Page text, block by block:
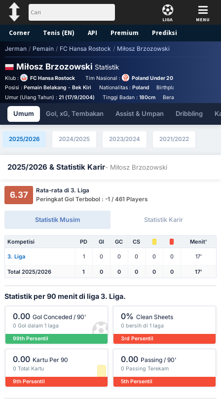
LIGA MENU
Corner Tenis (EN) API Premium Prediksi
Jerman / Pemain / FC Hansa Rostock / Miłosz Brzozowski
Miłosz Brzozowski Statistik
Klub : FC Hansa Rostock Tim Nasional :
Poland Under 20
Posisi : Pemain Belakang - Bek Kiri Nationalitas : Poland Birthplace :
Umur (Ulang Tahun) : 21 (17/9/2004) Tinggi Badan : 180cm Berat Badan :
Umum Gol, xG, Tembakan Assist & Umpan Dribbling
2025/2026 2024/2025 2023/2024 2021/2022
2025/2026 & Statistik Karir- Miłosz Brzozowski
6.37
Rata-rata di 3. Liga
Peringkat Gol Terbobol : -1 / 461 Players
Statistik Musim Statistik Karir
Kompetisi PD Gl GC CS Menit'
3. Liga 1 0 0 0 0 0 17'
Total 2025/2026 1 0 0 0 0 0 17'
Statistik per 90 menit di liga 3. Liga.
0.00 Gol Conceded / 90'
0 Gol dalam 1 laga
99th Persentil
0% Clean Sheets
0 bersih di 1 laga
3rd Persentil
0.00 Kartu Per 90
0 Total Kartu
9th Persentil
0.00 Passing / 90'
0 Passing Terekam
5th Persentil